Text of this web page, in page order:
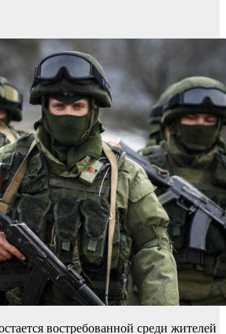
востребованной среди жителей